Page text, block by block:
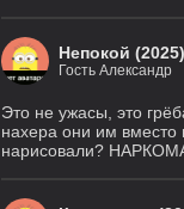
Непокой (2025)
Гость Александр
Это не ужасы, это
нахера они им вместо
нарисовали?